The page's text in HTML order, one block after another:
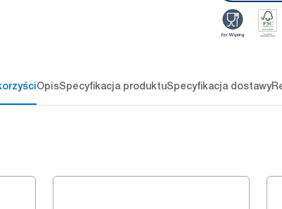
OpisSpecyfikacja produktuSpecyfikacja dostawy